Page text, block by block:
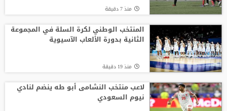
لوكا زيدان يودع غرناطة ويوقع لناد إسباني
جديد
قبل بداية الموسم الجديد.. رونالدو يوجه
صدمة كبرى إلى جماهير النصر السعودي
منذ 7 دقيقة
المنتخب الوطني لكرة السلة في المجموعة
الثانية بدورة الألعاب الآسيوية
منذ 19 دقيقة
لاعب منتخب النشامى أبو طه ينضم لنادي
نيوم السعودي